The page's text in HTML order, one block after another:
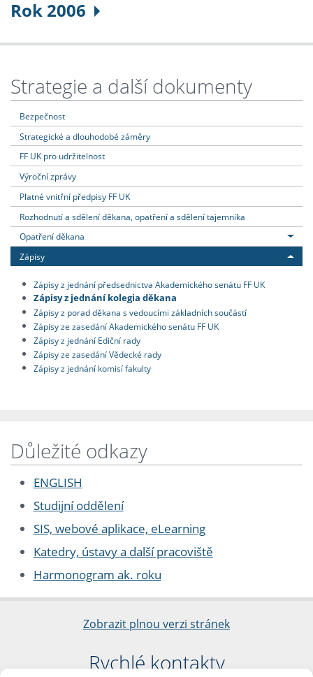
Rok 2006
Strategie a další dokumenty
Bezpečnost
Strategické a dlouhodobé záměry
FF UK pro udržitelnost
Výroční zprávy
Platné vnitřní předpisy FF UK
Rozhodnutí a sdělení děkana, opatření a sdělení tajemníka
Opatření děkana
Zápisy
Zápisy z jednání předsednictva Akademického senátu FF UK
Zápisy z jednání kolegia děkana
Zápisy z porad děkana s vedoucími základních součástí
Zápisy ze zasedání Akademického senátu FF UK
Zápisy z jednání Ediční rady
Zápisy ze zasedání Vědecké rady
Zápisy z jednání komisí fakulty
Důležité odkazy
ENGLISH
Studijní oddělení
SIS, webové aplikace, eLearning
Katedry, ústavy a další pracoviště
Harmonogram ak. roku
Zobrazit plnou verzi stránek
Rychlé kontakty